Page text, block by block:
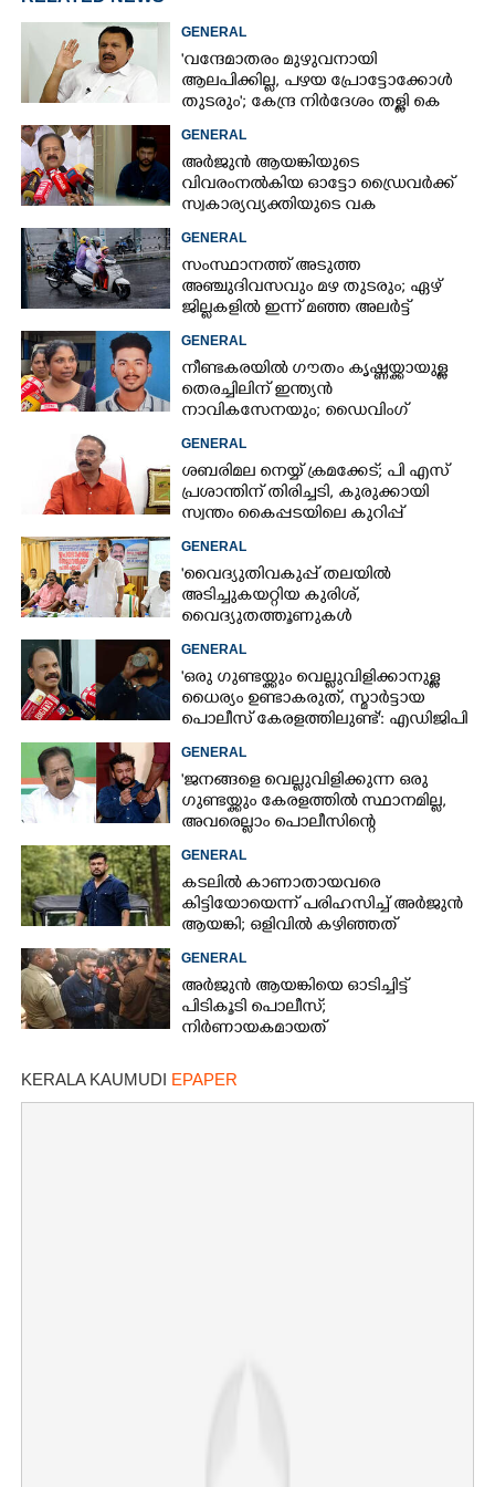
GENERAL
'വന്ദേമാതരം മുഴുവനായി
ആലപിക്കില്ല, പഴയ പ്രോട്ടോക്കോൾ
തുടരും'; കേന്ദ്ര നിർദേശം തള്ളി കെ
GENERAL
അർജുൻ ആയങ്കിയുടെ
വിവരംനൽകിയ ഓട്ടോ ഡ്രൈവർക്ക്
സ്വകാര്യവ്യക്തിയുടെ വക
ചെന്നിത്തല
GENERAL
സംസ്ഥാനത്ത് അടുത്ത
അ‌ഞ്ചുദിവസവും മഴ തുടരും; ഏഴ്
ജില്ലകളിൽ ഇന്ന് മഞ്ഞ അലർട്ട്
GENERAL
നീണ്ടകരയിൽ ഗൗതം കൃഷ്ണയ്ക്കായുള്ള
തെരച്ചിലിന് ഇന്ത്യൻ
നാവികസേനയും; ഡൈവിംഗ്
GENERAL
ശബരിമല നെയ്യ് ക്രമക്കേട്; പി എസ്
പ്രശാന്തിന് തിരിച്ചടി, കുരുക്കായി
സ്വന്തം കൈപ്പടയിലെ കുറിപ്പ്
GENERAL
'വൈദ്യുതിവകുപ്പ് തലയിൽ
അടിച്ചുകയറ്റിയ കുരിശ്‌,
വൈദ്യുതത്തൂണുകൾ
വിളിക്കുന്ന കാലമാണിത്'
GENERAL
'ഒരു ഗുണ്ടയ്ക്കും വെല്ലുവിളിക്കാനുള്ള
ധൈര്യം ഉണ്ടാകരുത്, സ്മാർട്ടായ
പൊലീസ് കേരളത്തിലുണ്ട്': എഡിജിപി
GENERAL
'ജനങ്ങളെ വെല്ലുവിളിക്കുന്ന ഒരു
ഗുണ്ടയ്ക്കും കേരളത്തിൽ സ്ഥാനമില്ല,​
അവരെല്ലാം പൊലീസിന്റെ
GENERAL
കടലിൽ കാണാതായവരെ
കിട്ടിയോയെന്ന് പരിഹസിച്ച് അർജുൻ
ആയങ്കി; ഒളിവിൽ കഴിഞ്ഞത്
GENERAL
അർജുൻ ആയങ്കിയെ ഓടിച്ചിട്ട്
പിടികൂടി പൊലീസ്;
നിർണായകമായത്
സംശയം
KERALA KAUMUDI EPAPER